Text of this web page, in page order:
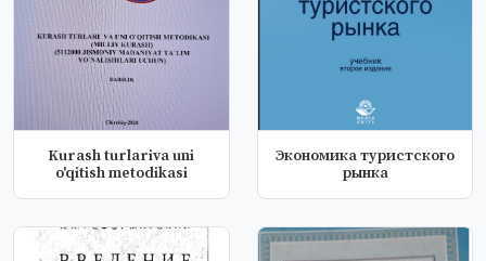
Kurash turlariva uni
o'qitish metodikasi
Экономика туристского
рынка